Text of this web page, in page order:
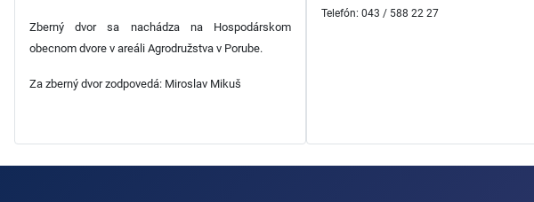
Zberný dvor sa nachádza na Hospodárskom
obecnom dvore v areáli Agrodružstva v Porube.
Za zberný dvor zodpovedá: Miroslav Mikuš
Telefón: 043 / 588 22 27